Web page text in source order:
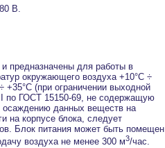
В.
предназначены для работы в
окружающего воздуха +10°С ÷
(при ограничении выходной
по ГОСТ 15150-69, не содержащую
осаждению данных веществ на
на корпусе блока, следует
Блок питания может быть помещен
воздуха не менее 300 м3/час.